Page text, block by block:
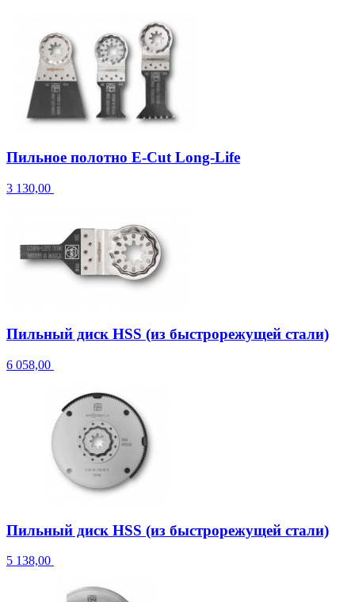
Пильное полотно E-Cut Long-Life
3 130,00
Пильный диск HSS (из быстрорежущей стали)
6 058,00
Пильный диск HSS (из быстрорежущей стали)
5 138,00